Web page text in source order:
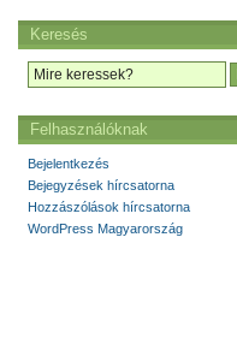
Keresés
Felhasználóknak
Bejelentkezés
Bejegyzések hírcsatorna
Hozzászólások hírcsatorna
WordPress Magyarország